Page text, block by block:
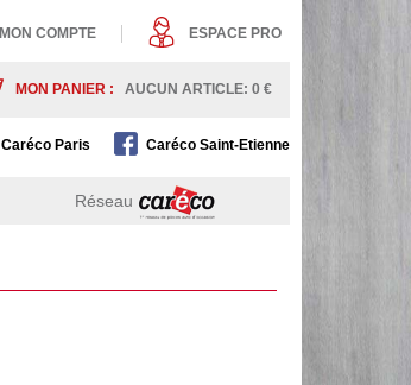
MON COMPTE ESPACE PRO
MON PANIER : AUCUN ARTICLE: 0 €
Caréco Paris Caréco Saint-Etienne
Réseau